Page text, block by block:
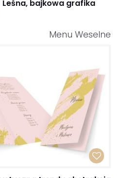
Leśna, bajkowa grafika
Menu Weselne